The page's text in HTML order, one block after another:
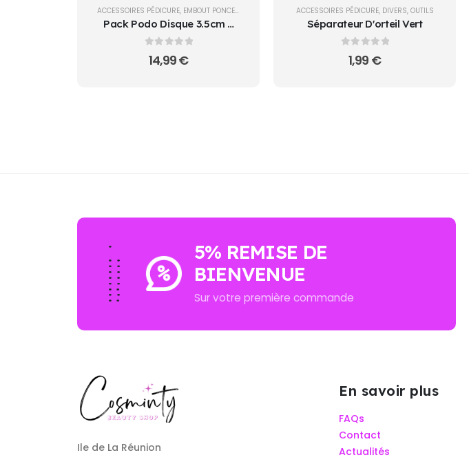
ACCESSOIRES PÉDICURE, EMBOUT PONCEUSE
Pack Podo Disque 3.5cm +
100 Disques Adhésifs XXL |
sur 5
14,99€
ACCESSOIRES PÉDICURE, DIVERS, OUTILS
Séparateur D'orteil Vert
sur 5
1,99 €
5% REMISE DE
BIENVENUE
Sur votre première commande
Ile de La Réunion
En savoir plus
FAQs
Contact
Actualités